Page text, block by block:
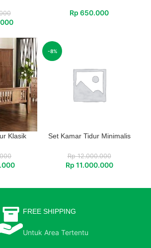
Rp 650.000
Klasik
-8%
Set Kamar Tidur Minimalis
Rp12.000.000
Rp 11.000.000
FREE SHIPPING
Untuk Area Tertentu